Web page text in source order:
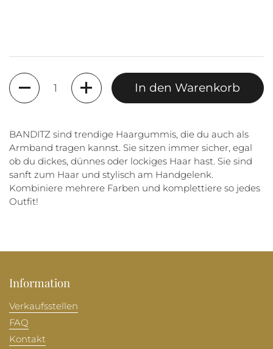
Anzahl
In den Warenkorb
BANDITZ sind trendige Haargummis, die du auch als
Armband tragen kannst. Sie sitzen immer sicher, egal
ob du dickes, dünnes oder lockiges Haar hast. Sie sind
sanft zum Haar und stylisch am Handgelenk.
Kombiniere mehrere Farben und komplettiere so jedes
Outfit!
Information
Verkaufsstellen
FAQ
Kontakt